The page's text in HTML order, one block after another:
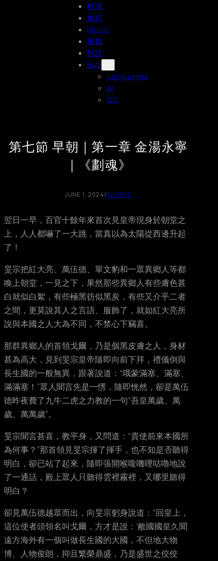
料理
旅行
Music
摘銘
對話
Buz
Languages
AI
QC
第七節 早朝｜第一章 金湯永寧
｜《劃魂》
JUNE 1, 2024/SLORRIE
翌日一早，百官十餘年來首次見皇帝現身於朝堂之
上，人人都嚇了一大跳，當真以為太陽從西邊升起
了！
旻宗把紅大亮、萬伍德、單文豹和一眾異鄉人等都
喚上朝堂，一見之下，果然那些異鄉人有些膚色甚
白就似白絮，有些極黑彷似黑炭，有些又介乎二者
之間，更莫說其人之言語、服飾了，就如紅大亮所
說與本國之人大為不同，不禁心下竊喜。
那群異鄉人的首領戈爾，乃是個黑皮膚之人，身材
甚為高大，見到旻宗皇帝隨即向前下拜，禮儀倒與
長生國的一般無異，跟著說道：“哦蒙滿塞、滿塞、
滿滿塞！”眾人聞言先是一愣，隨即恍然，卻是萬伍
德昨夜費了九牛二虎之力教的一句“吾皇萬歲、萬
歲、萬萬歲”。
旻宗聞言甚喜，教平身，又問道：“貴使前來本國所
為何事？”那首領見旻宗揮了揮手，也不知是否聽得
明白，卻已站了起來，隨即張開喉嚨嘰哩咕嚕地說
了一通話，殿上眾人只聽得雲裡霧裡，又哪里聽得
明白？
卻見萬伍德越眾而出，向旻宗躬身說道：“回皇上，
這位使者頭領名叫戈爾，方才是說：‘敝國國皇久聞
遠方海外有一個叫做長生國的大國，不但地大物
博、人物俊朗，抑且繁榮鼎盛，乃是盛世之佼佼